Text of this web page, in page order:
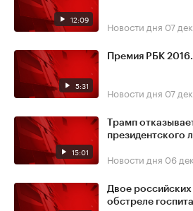
12:09 Новости дня 07
5:31
Премия РБК
Новости дня 07
15:01
Трамп
президентского
Новости дня 06
Двое
обстреле